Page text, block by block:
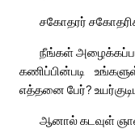
சகோதரர்
நீங்கள்
கணிப்பின்படி
எத்தனை பேர்?
ஆனால் கடவுள்